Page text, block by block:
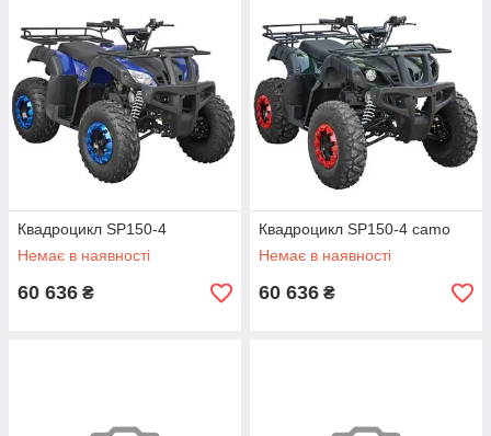
Квадроцикл SP150-4
Немає в наявності
60 636 ₴
Квадроцикл SP150-4 camo
Немає в наявності
60 636 ₴